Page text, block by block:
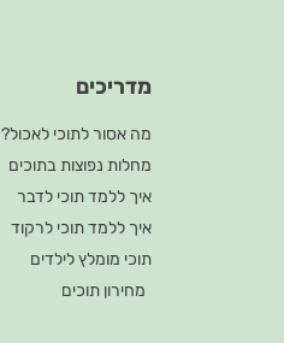
מדריכים
מה אסור לתוכי לאכול?
מחלות נפוצות בתוכים
איך ללמד תוכי לדבר
איך ללמד תוכי לרקוד
תוכי מומלץ לילדים
מחירון תוכים